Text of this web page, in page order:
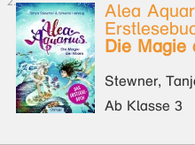
Alea
Die Magie
Stewner,
Ab Klasse 3